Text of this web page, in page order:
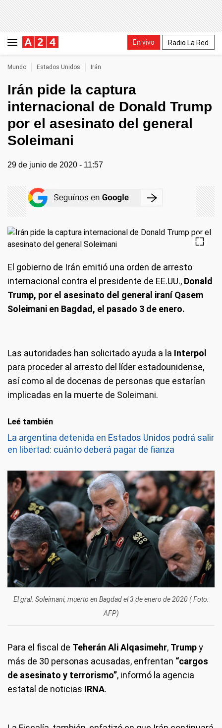
En vivo Radio La Red
Mundo Estados Unidos Irán
Irán pide la captura
internacional de Donald Trump
por el asesinato del general
Soleimani
29 de junio de 2020 - 11:57
El gobierno de Irán emitió una orden de arresto
internacional contra el presidente de EE.UU., Donald
Trump, por el asesinato del general iraní Qasem
Soleimani en Bagdad, el pasado 3 de enero.
Las autoridades han solicitado ayuda a la Interpol
para proceder al arresto del líder estadounidense,
así como al de docenas de personas que estarían
implicadas en la muerte de Soleimani.
Leé también
La argentina detenida en Estados Unidos podrá salir
en libertad: cuánto deberá pagar de fianza
El gral. Soleimani, muerto en Bagdad el 3 de enero de 2020 ( Foto:
AFP)
Para el fiscal de Teherán Ali Alqasimehr, Trumpy
más de 30 personas acusadas, enfrentan “cargos
de asesinato y terrorismo”, informó la agencia
estatal de noticias IRNA.